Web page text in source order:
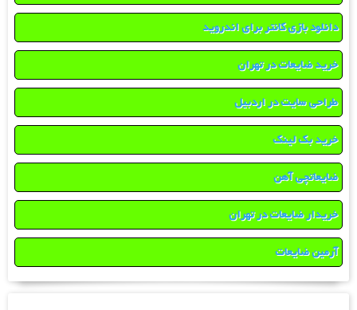
دانلود بازی کانتر برای اندروید
خرید ضایعات در تهران
طراحی سایت در اردبیل
خرید بک لینک
ضایعاتچی آهن
خریدار ضایعات در تهران
آرمین ضایعات